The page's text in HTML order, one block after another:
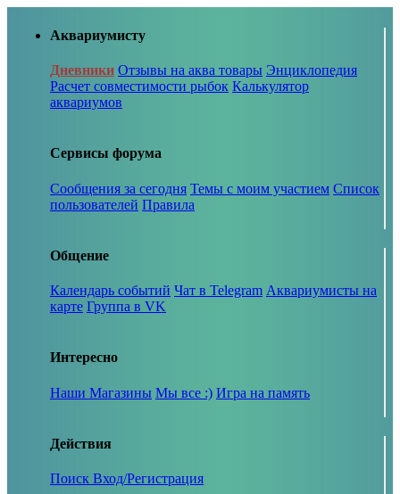
Аквариумисту
Дневники Отзывы на аква товары Энциклопедия
Расчет совместимости рыбок Калькулятор
аквариумов
Сервисы форума
Сообщения за сегодня Темы с моим участием Список
пользователей Правила
Общение
Календарь событий Чат в Telegram Аквариумисты на
карте Группа в VK
Интересно
Наши Магазины Мы все :) Игра на память
Действия
Поиск Вход/Регистрация